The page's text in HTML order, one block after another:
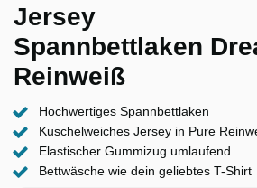
Jersey
Spannbettlaken
Reinweiß
Hochwertiges Spannbettlaken
Kuschelweiches Jersey in Pure
Elastischer Gummizug umlaufend
Bettwäsche wie dein geliebtes T-Shirt